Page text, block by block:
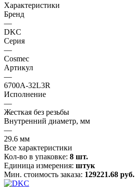
Характеристики
Бренд
—
DKC
Серия
—
Cosmec
Артикул
—
6700A-32L3R
Исполнение
—
Жесткая без резьбы
Внутренний диаметр, мм
—
29.6 мм
Все характеристики
Кол-во в упаковке: 8 шт.
Единица измерения: штук
Мин. стоимость заказа: 129221.68 руб.